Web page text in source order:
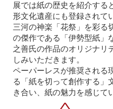
展では紙の歴史を紹介する
形文化遺産にも登録されて
三河の神楽「花祭」を彩る
の傑作である「伊勢型紙」
之善氏の作品のオリジナリ
しみいただきます。
ペーパーレスが推奨される
る「紙を切って創作する」
き合い、紙の魅力を感じて